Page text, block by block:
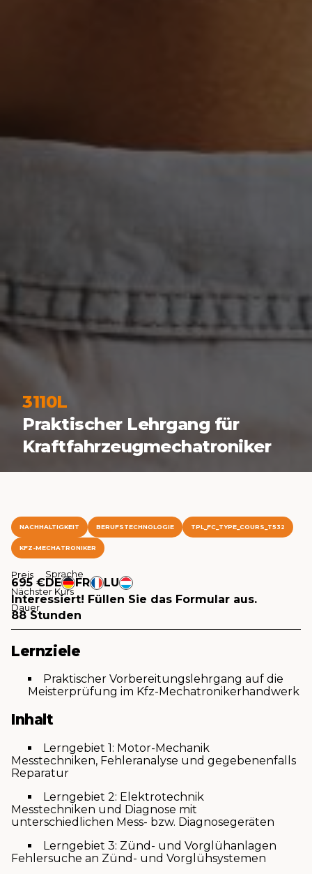
3110L
Praktischer Lehrgang für
Kraftfahrzeugmechatroniker
NACHHALTIGKEIT BERUFSTECHNOLOGIE TPL_FC_TYPE_COURS_T532
KFZ-MECHATRONIKER
Preis
695 €
Sprache
DE FR LU
Nächster Kurs
Interessiert! Füllen Sie das Formular aus.
Dauer
88 Stunden
Lernziele
Praktischer Vorbereitungslehrgang auf die
Meisterprüfung im Kfz-Mechatronikerhandwerk
Inhalt
Lerngebiet 1: Motor-Mechanik
Messtechniken, Fehleranalyse und gegebenenfalls
Reparatur
Lerngebiet 2: Elektrotechnik
Messtechniken und Diagnose mit
unterschiedlichen Mess- bzw. Diagnosegeräten
Lerngebiet 3: Zünd- und Vorglühanlagen
Fehlersuche an Zünd- und Vorglühsystemen